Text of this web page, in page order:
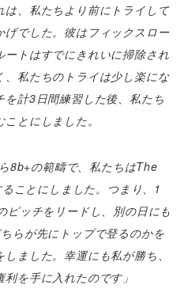
は、私たちより前にトライして
げでした。彼はフィックスロー
ートはすでにきれいに掃除され
、私たちのトライは少し楽にな
を計3日間練習した後、私たち
とにしました。
8b+の範疇で、私たちはThe
ことにしました。つまり、1
ピッチをリードし、別の日にも
らが先にトップで登るのかを
ました。幸運にも私が勝ち、
を手に入れたのです」